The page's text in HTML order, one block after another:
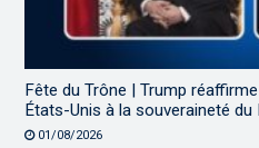
Fête du Trône | Trump
États-Unis à la souveraineté
01/08/2026